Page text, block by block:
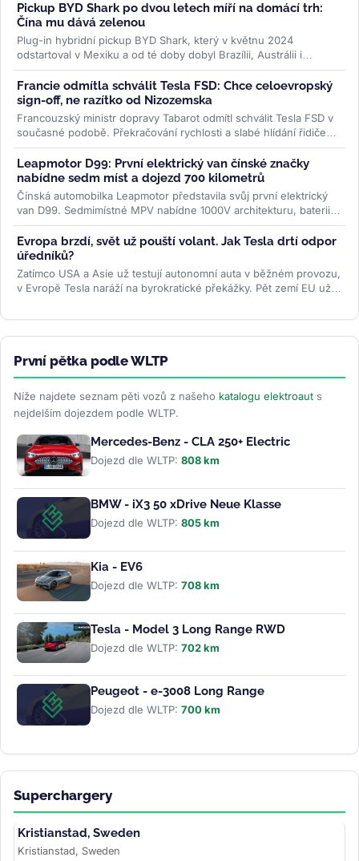
Pickup BYD Shark po dvou letech míří na domácí trh:
Čína mu dává zelenou
Plug-in hybridní pickup BYD Shark, který v květnu 2024
odstartoval v Mexiku a od té doby dobyl Brazílii, Austrálii i
Pákistán, se po dvou...>>
Francie odmítla schválit Tesla FSD: Chce celoevropský
sign-off, ne razítko od Nizozemska
Francouzský ministr dopravy Tabarot odmítl schválit Tesla FSD v
současné podobě. Překračování rychlosti a slabé hlídání řidiče
ve...>>
Leapmotor D99: První elektrický van čínské značky
nabídne sedm míst a dojezd 700 kilometrů
Čínská automobilka Leapmotor představila svůj první elektrický
van D99. Sedmimístné MPV nabídne 1000V architekturu, baterii
CATL o...>>
Evropa brzdí, svět už pouští volant. Jak Tesla drtí odpor
úředníků?
Zatímco USA a Asie už testují autonomní auta v běžném provozu,
v Evropě Tesla naráží na byrokratické překážky. Pět zemí EU už
První pětka podle WLTP
Níže najdete seznam pěti vozů z našeho katalogu elektroaut s
nejdelším dojezdem podle WLTP.
Mercedes-Benz - CLA 250+ Electric
Dojezd dle WLTP: 808 km
BMW - iX3 50 xDrive Neue Klasse
Dojezd dle WLTP: 805 km
Kia - EV6
Dojezd dle WLTP: 708 km
Tesla - Model 3 Long Range RWD
Dojezd dle WLTP: 702 km
Peugeot - e-3008 Long Range
Dojezd dle WLTP: 700 km
Superchargery
Kristianstad, Sweden
Kristianstad, Sweden